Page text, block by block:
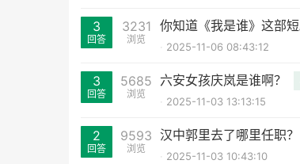
3
回答
3231
浏览
你知道《我是谁》这部
2025-11-06 08:43:12
3
回答
5685
浏览
六安女孩庆岚是谁啊？
2025-11-03 13:13:15
2
回答
9593
浏览
汉中郭里去了哪里任职？
2025-11-03 10:43:10